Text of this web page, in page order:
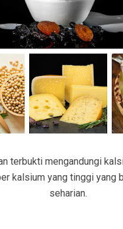
terbukti mengandungi
kalsium yang tinggi yang
seharian.